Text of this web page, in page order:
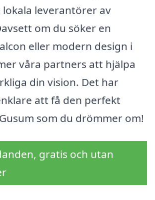
leverantörer av
om du söker en
eller modern design i
våra partners att hjälpa
din vision. Det har
att få den perfekt
som du drömmer om!
gratis och utan